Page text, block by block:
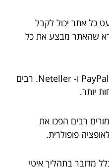
כל אתר יכול לקבל
שהאתר מבצע את כל
כמו PayPal, Skrill ו- Neteller. רבים
יותר.
רבים הפכו את
פופולרית.
מדובר בתהליך איטי